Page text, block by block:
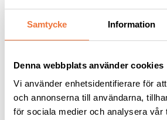
Samtycke Information
Denna webbplats använder cookies
Vi använder enhetsidentifierare för
och annonserna till användarna,
för sociala medier och analysera vår
Andra köpte